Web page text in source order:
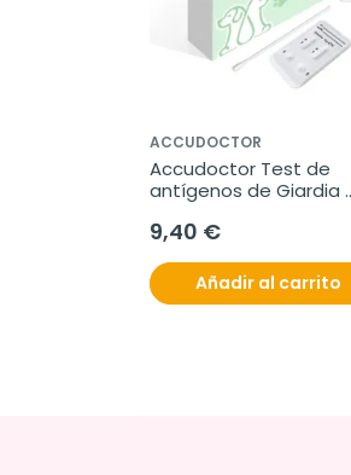
ACCUDOCTOR
Accudoctor Test de
antígenos de Giardia
heces de perros, Caja 2
9,40 €
Añadir al carrito